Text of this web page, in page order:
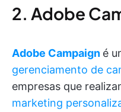
2. Adobe
Adobe Campaign é
gerenciamento de
empresas que
marketing